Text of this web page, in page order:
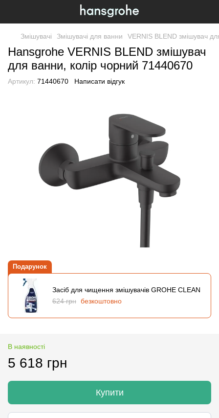
Змішувачі Змішувачі для ванни VERNIS BLEND змішувач
Hansgrohe VERNIS BLEND змішувач
для ванни, колір чорний 71440670
Артикул: 71440670 Написати відгук
Подарунок
Засіб для чищення змішувачів GROHE CLEAN
624 грн безкоштовно
В наявності
5 618 грн
Купити